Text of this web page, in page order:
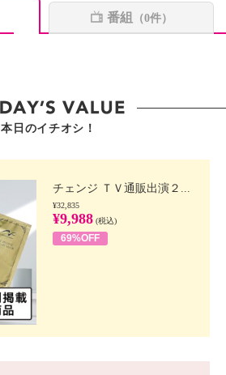
番組 （0件）
本日のイチオシ！
チェンジ ＴＶ通販出演２...
¥32,835
¥9,988 (税込)
69%OFF